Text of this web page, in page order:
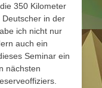
350 Kilometer
in der
ich nicht nur
auch ein
Seminar ein
nächsten